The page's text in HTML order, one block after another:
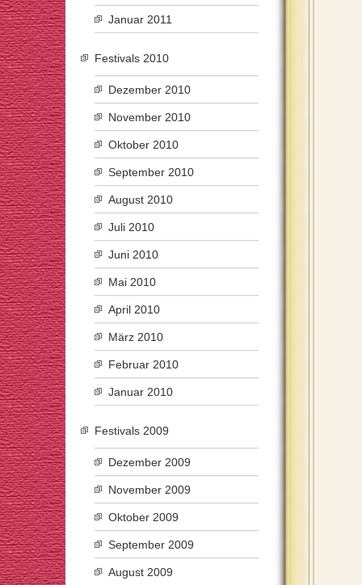
Januar 2011
Festivals 2010
Dezember 2010
November 2010
Oktober 2010
September 2010
August 2010
Juli 2010
Juni 2010
Mai 2010
April 2010
März 2010
Februar 2010
Januar 2010
Festivals 2009
Dezember 2009
November 2009
Oktober 2009
September 2009
August 2009